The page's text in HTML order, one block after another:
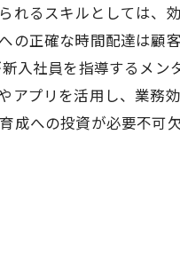
れるスキルとしては、
の正確な時間配達は顧
入社員を指導するメン
プリを活用し、業務
成への投資が必要不可